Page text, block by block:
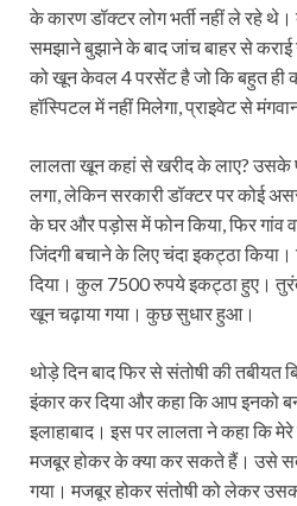
के कारण डॉक्टर लोग भर्ती नहीं ले रहे
समझाने बुझाने के बाद जांच बाहर से
को खून केवल 4 परसेंट है जो कि बहुत ही
हॉस्पिटल में नहीं मिलेगा, प्राइवेट से
लालता खून कहां से खरीद के लाए? उसके
लगा, लेकिन सरकारी डॉक्टर पर कोई
के घर और पड़ोस में फोन किया, फिर
जिंदगी बचाने के लिए चंदा इकट्ठा
दिया। कुल 7500 रुपये इकट्ठा हुए।
खून चढ़ाया गया। कुछ सुधार हुआ।
थोड़े दिन बाद फिर से संतोषी की
इंकार कर दिया और कहा कि आप इनको
इलाहाबाद। इस पर लालता ने कहा कि
मजबूर होकर के क्या कर सकते हैं। उसे
गया। मजबूर होकर संतोषी को लेकर